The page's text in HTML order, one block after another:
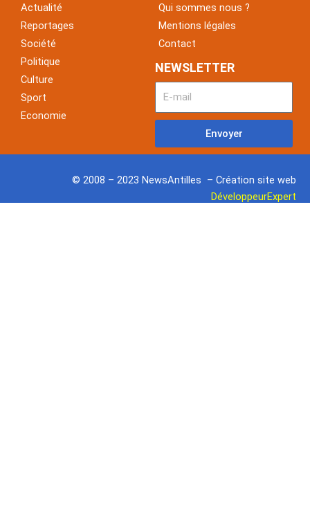
o
o
k
Actualité
Reportages
Société
Politique
Culture
Sport
Economie
Qui sommes nous ?
Mentions légales
Contact
NEWSLETTER
Envoyer
© 2008 – 2023 NewsAntilles – Création site web
DéveloppeurExpert